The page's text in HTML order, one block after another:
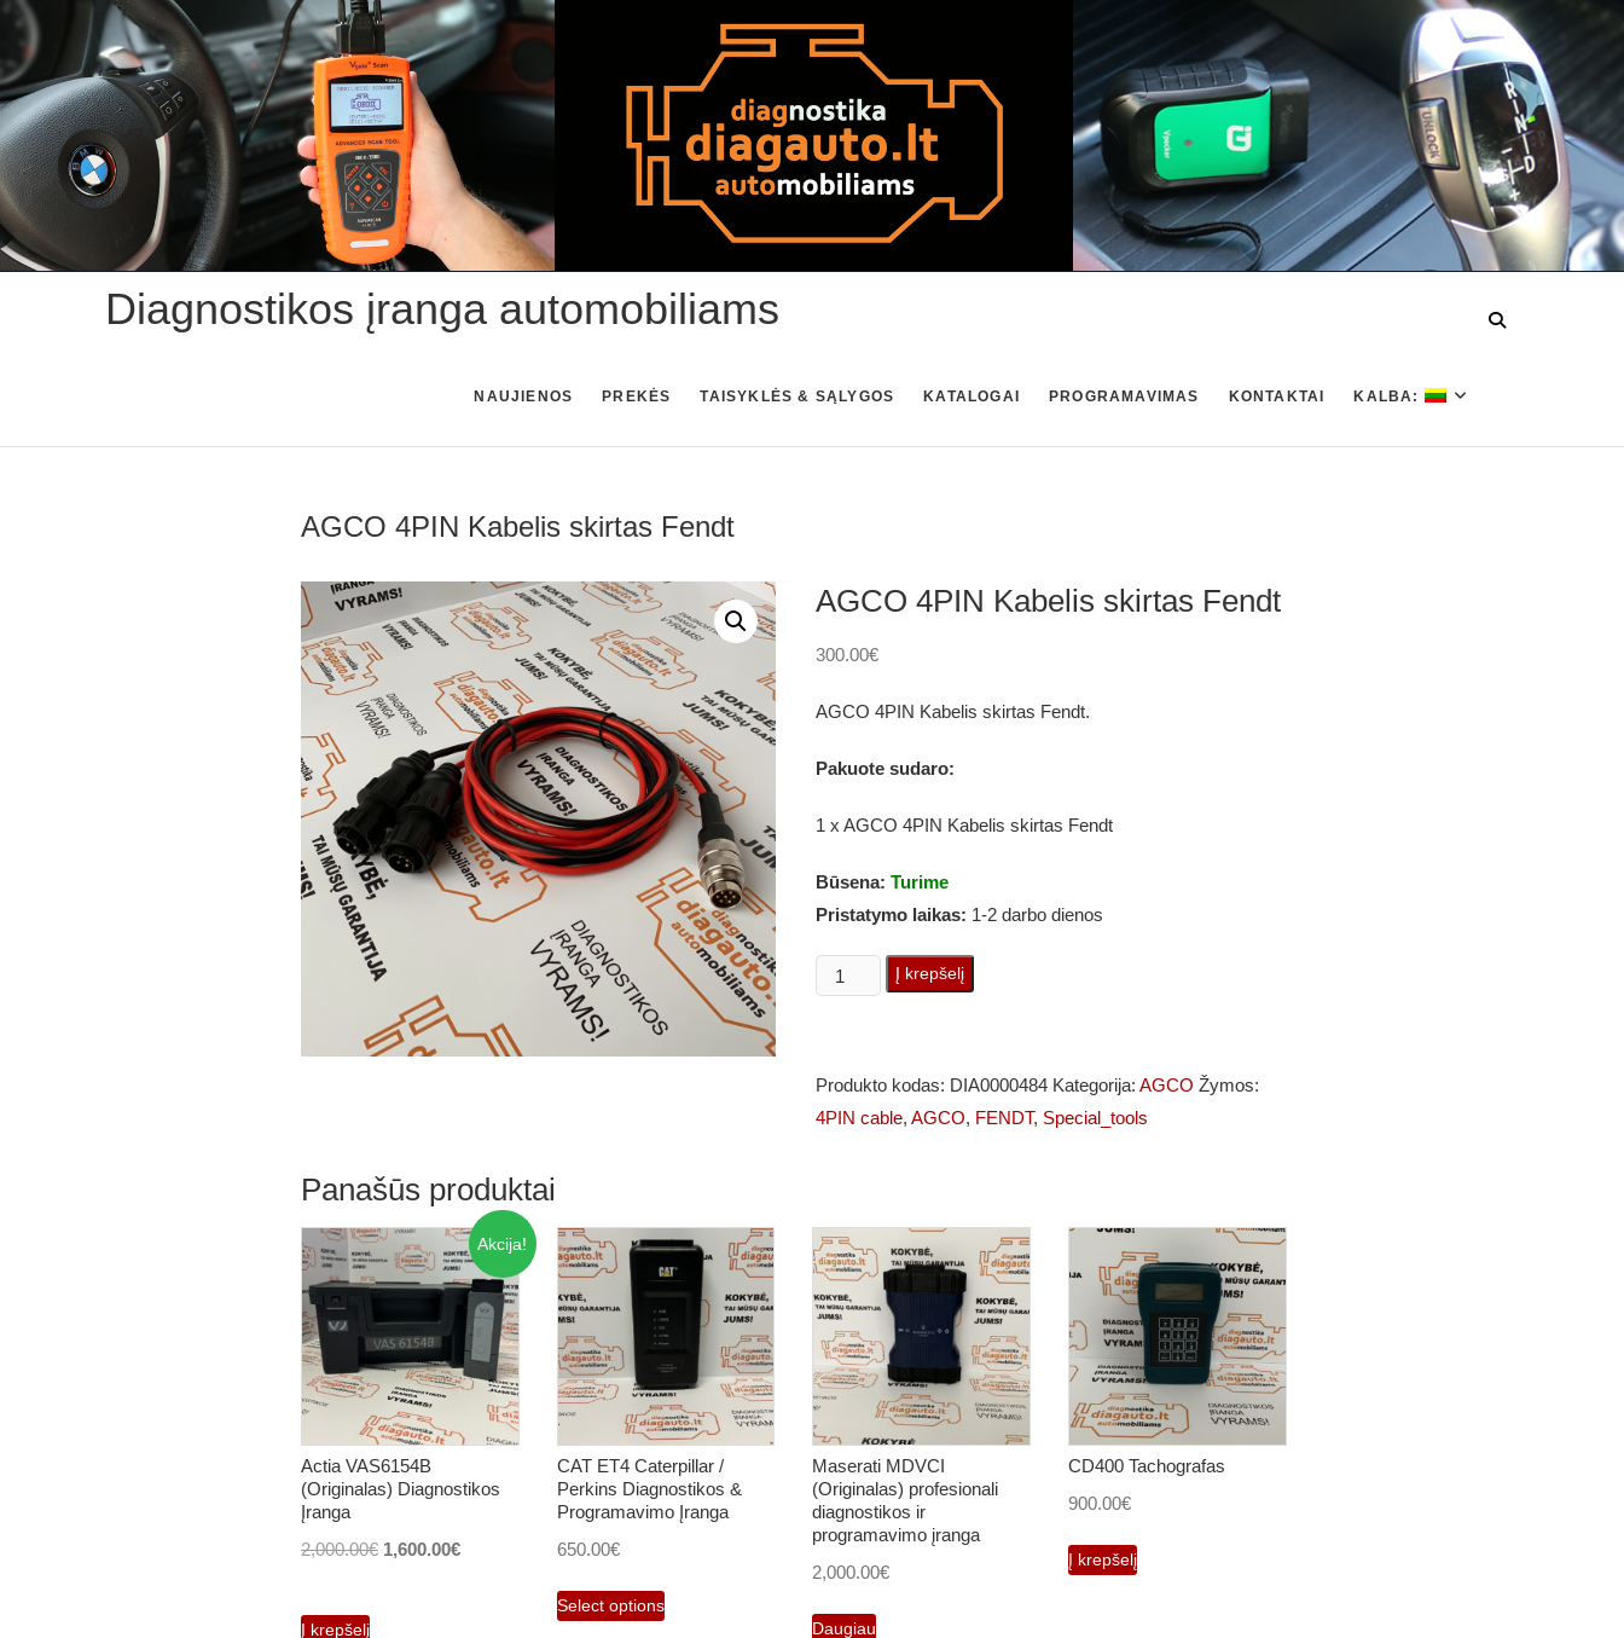
Skip
content
Diagnostikos įranga automobiliams
NAUJIENOS PREKĖS TAISYKLĖS & SĄLYGOS KATALOGAI PROGRAMAVIMAS KONTAKTAI KALBA:
AGCO 4PIN Kabelis skirtas Fendt
AGCO 4PIN Kabelis skirtas Fendt
300.00€
AGCO 4PIN Kabelis skirtas Fendt.
Pakuote sudaro:
1 x AGCO 4PIN Kabelis skirtas Fendt
Būsena: Turime
Pristatymo laikas: 1-2 darbo dienos
produkto
kiekis:
Į krepšelį
Produkto kodas: DIA0000484 Kategorija: AGCO Žymos:
4PIN cable, AGCO, FENDT, Special_tools
Panašūs produktai
Akcija!
Actia VAS6154B
(Originalas) Diagnostikos
Įranga
2,000.00€ Original
1,600.00€Current
Į krepšelį
CAT ET4 Caterpillar /
Perkins Diagnostikos &
Programavimo Įranga
650.00€
Select options
Maserati MDVCI
(Originalas) profesionali
diagnostikos ir
programavimo įranga
2,000.00€
Daugiau
CD400 Tachografas
900.00€
Į krepšelį